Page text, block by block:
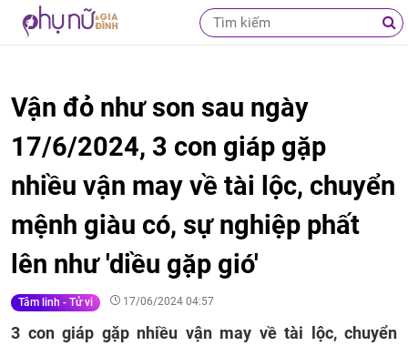
Vận đỏ như son sau ngày
17/6/2024, 3 con giáp gặp
nhiều vận may về tài lộc, chuyển
mệnh giàu có, sự nghiệp phất
lên như 'diều gặp gió'
Tâm linh - Tử vi 17/06/2024 04:57
3 con giáp gặp nhiều vận may về tài lộc, chuyển